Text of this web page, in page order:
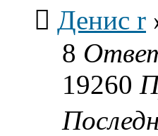
Денис r
8
19260